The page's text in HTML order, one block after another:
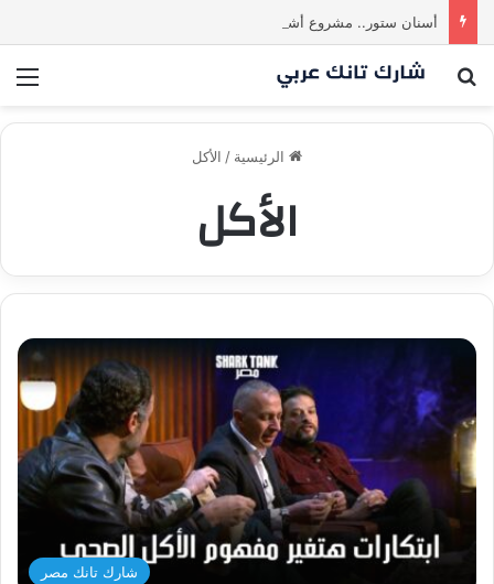
بحث عن
الرئيسية / الأكل
الأكل
شارك تانك مصر